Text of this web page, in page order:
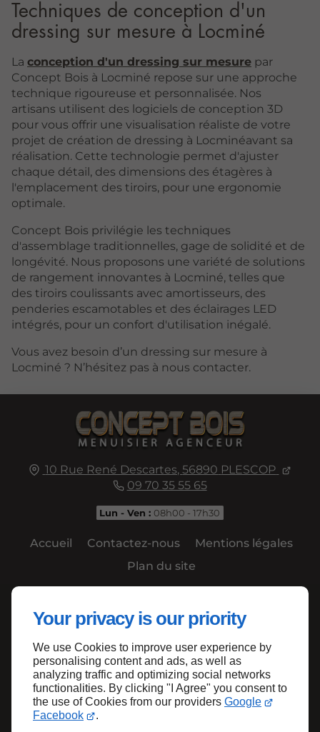
Your privacy is our priority
We use Cookies to improve user experience by
personalising content and ads, as well as
analyzing traffic and optimizing social networks
functionalities. By clicking "I Agree" you consent to
the use of Cookies from our providers Google
Facebook
.
Techniques de conception d'un
dressing sur mesure à Locminé
La conception d'un dressing sur mesure par
Concept Bois à Locminé repose sur une approche
technique rigoureuse et personnalisée. Nos
artisans utilisent des logiciels de conception 3D
pour vous offrir une visualisation réaliste de votre
projet de création de dressing à Locminéavant sa
réalisation. Cette technologie permet d'ajuster
chaque détail, des dimensions des étagères à
l'emplacement des tiroirs, pour une ergonomie
optimale.
Concept Bois privilégie les techniques
d'assemblage traditionnelles, gage de solidité et de
longévité. Nous proposons une variété de solutions
de rangement innovantes à Locminé, telles que
des tiroirs coulissants avec amortisseurs, des
penderies escamotables et des éclairages LED
intégrés, pour un confort d'utilisation inégalé.
Vous avez besoin d’un dressing sur mesure à
Locminé ? N’hésitez pas à nous contacter.
10 Rue René Descartes,56890 PLESCOP
09 70 35 55 65
Lun - Ven : 08h00 - 17h30
Accueil Contactez-nous
Mentions légales
Plan du site
Haut de page